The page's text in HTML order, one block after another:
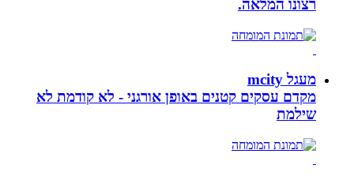
רצונו המלאה.
מעגל mcity
מקדם עסקים קטנים באופן אורגני - לא קודמת לא
שילמת